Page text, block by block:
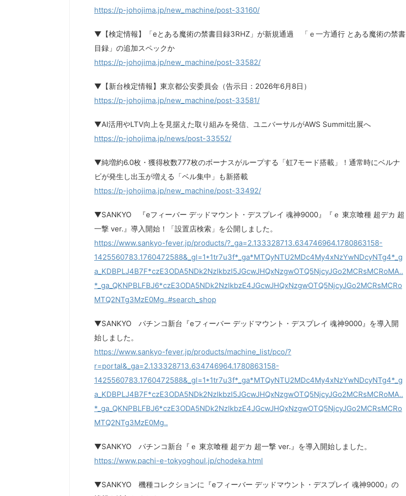
https://p-johojima.jp/new_machine/post-33160/
▼【検定情報】「eとある魔術の禁書目録3RHZ」が新規通過 「ｅ一方通行 とある魔術の禁書
目録」の追加スペックか
https://p-johojima.jp/new_machine/post-33582/
▼【新台検定情報】東京都公安委員会（告示日：2026年6月8日）
https://p-johojima.jp/new_machine/post-33581/
▼AI活用やLTV向上を見据えた取り組みを発信、ユニバーサルがAWS Summit出展へ
https://p-johojima.jp/news/post-33552/
▼純増約6.0枚・獲得枚数777枚のボーナスがループする「虹7モード搭載」！通常時にベルナ
ビが発生し出玉が増える「ベル集中」も新搭載
https://p-johojima.jp/new_machine/post-33492/
▼SANKYO 『eフィーバー デッドマウント・デスプレイ 魂神9000』『ｅ 東京喰種 超デカ 超
一撃 ver.』導入開始！「設置店検索」を公開しました。
https://www.sankyo-fever.jp/products/?_ga=2.133328713.634746964.1780863158-
1425560783.1760472588&_gl=1*1tr7u3f*_ga*MTQyNTU2MDc4My4xNzYwNDcyNTg4*_g
a_KDBPLJ4B7F*czE3ODA5NDk2NzIkbzI5JGcwJHQxNzgwOTQ5NjcyJGo2MCRsMCRoMA..
*_ga_QKNPBLFBJ6*czE3ODA5NDk2NzIkbzE4JGcwJHQxNzgwOTQ5NjcyJGo2MCRsMCRo
MTQ2NTg3MzE0Mg..#search_shop
▼SANKYO パチンコ新台『eフィーバー デッドマウント・デスプレイ 魂神9000』を導入開
始しました。
https://www.sankyo-fever.jp/products/machine_list/pco/?
r=portal&_ga=2.133328713.634746964.1780863158-
1425560783.1760472588&_gl=1*1tr7u3f*_ga*MTQyNTU2MDc4My4xNzYwNDcyNTg4*_g
a_KDBPLJ4B7F*czE3ODA5NDk2NzIkbzI5JGcwJHQxNzgwOTQ5NjcyJGo2MCRsMCRoMA..
*_ga_QKNPBLFBJ6*czE3ODA5NDk2NzIkbzE4JGcwJHQxNzgwOTQ5NjcyJGo2MCRsMCRo
MTQ2NTg3MzE0Mg..
▼SANKYO パチンコ新台『ｅ 東京喰種 超デカ 超一撃 ver.』を導入開始しました。
https://www.pachi-e-tokyoghoul.jp/chodeka.html
▼SANKYO 機種コレクションに『eフィーバー デッドマウント・デスプレイ 魂神9000』の